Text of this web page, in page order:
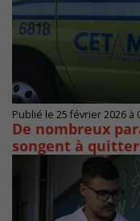
Publié le 25 février 2026 à
De nombreux
songent à